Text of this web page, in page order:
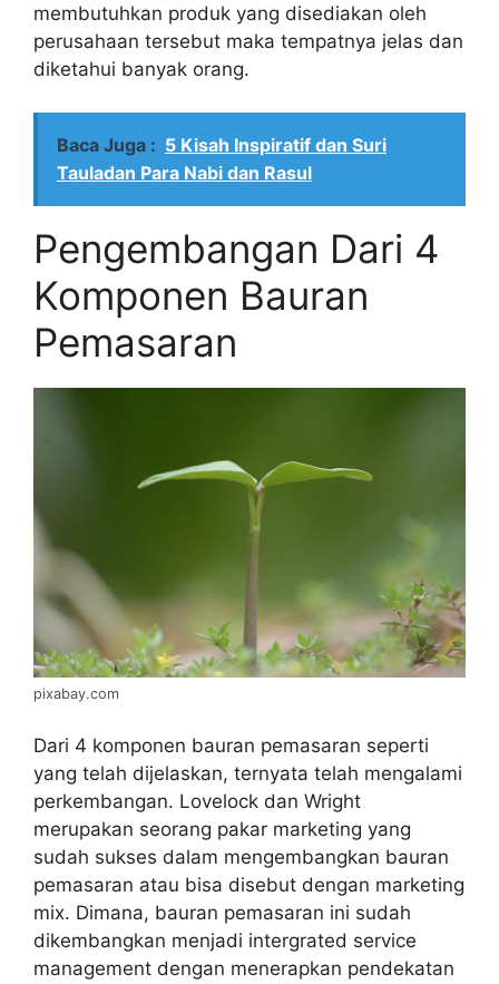
membutuhkan produk yang disediakan oleh
perusahaan tersebut maka tempatnya jelas dan
diketahui banyak orang.
Baca Juga : 5 Kisah Inspiratif dan Suri
Tauladan Para Nabi dan Rasul
Pengembangan Dari 4
Komponen Bauran
Pemasaran
pixabay.com
Dari 4 komponen bauran pemasaran seperti
yang telah dijelaskan, ternyata telah mengalami
perkembangan. Lovelock dan Wright
merupakan seorang pakar marketing yang
sudah sukses dalam mengembangkan bauran
pemasaran atau bisa disebut dengan marketing
mix. Dimana, bauran pemasaran ini sudah
dikembangkan menjadi intergrated service
management dengan menerapkan pendekatan